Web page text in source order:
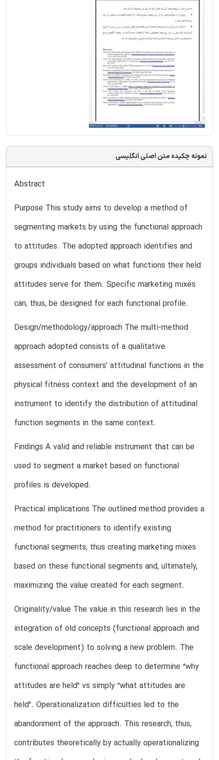
نمونه چکیده متن اصلی انگلیسی
Abstract
Purpose This study aims to develop a method of
segmenting markets by using the functional approach
to attitudes. The adopted approach identifies and
groups individuals based on what functions their held
attitudes serve for them. Specific marketing mixes
can, thus, be designed for each functional profile.
Design/methodology/approach The multi-method
approach adopted consists of a qualitative
assessment of consumers’ attitudinal functions in the
physical fitness context and the development of an
instrument to identify the distribution of attitudinal
function segments in the same context.
Findings A valid and reliable instrument that can be
used to segment a market based on functional
profiles is developed.
Practical implications The outlined method provides a
method for practitioners to identify existing
functional segments, thus creating marketing mixes
based on these functional segments and, ultimately,
maximizing the value created for each segment.
Originality/value The value in this research lies in the
integration of old concepts (functional approach and
scale development) to solving a new problem. The
functional approach reaches deep to determine “why
attitudes are held” vs simply “what attitudes are
held”. Operationalization difficulties led to the
abandonment of the approach. This research, thus,
contributes theoretically by actually operationalizing